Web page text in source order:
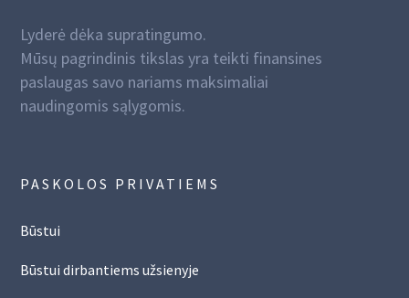
Lyderė dėka supratingumo.
Mūsų pagrindinis tikslas yra teikti finansines
paslaugas savo nariams maksimaliai
naudingomis sąlygomis.
PASKOLOS PRIVATIEMS
Būstui
Būstui dirbantiems užsienyje